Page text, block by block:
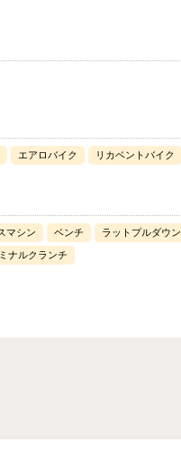
エアロバイク リカベントバイク
マシン ベンチ ラットプルダウン
ナルクランチ